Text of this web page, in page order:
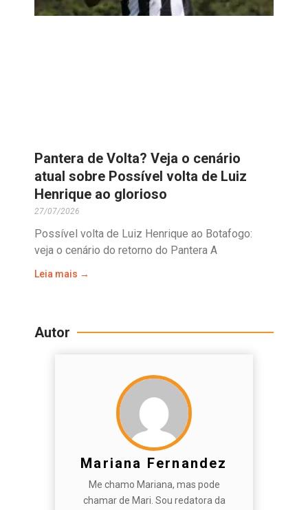
Pantera de Volta? Veja o cenário
atual sobre Possível volta de Luiz
Henrique ao glorioso
27/07/2026
Possível volta de Luiz Henrique ao Botafogo:
veja o cenário do retorno do Pantera A
Leia mais →
Autor
Mariana Fernandez
Me chamo Mariana, mas pode
chamar de Mari. Sou redatora da